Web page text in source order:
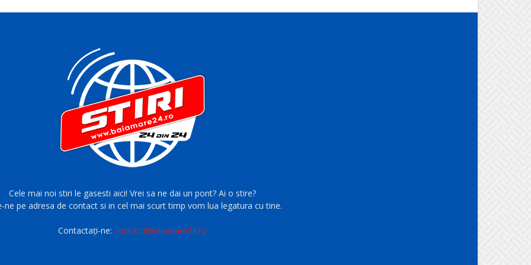
Cele mai noi stiri le gasesti aici! Vrei sa ne dai un pont? Ai o stire?
ne pe adresa de contact si in cel mai scurt timp vom lua legatura cu tine.
Contactați-ne:contact@baiamare24.ro